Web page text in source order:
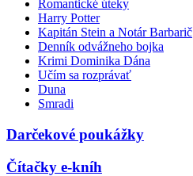
Romantické úteky
Harry Potter
Kapitán Stein a Notár Barbarič
Denník odvážneho bojka
Krimi Dominika Dána
Učím sa rozprávať
Duna
Smradi
Darčekové poukážky
Čítačky e-kníh